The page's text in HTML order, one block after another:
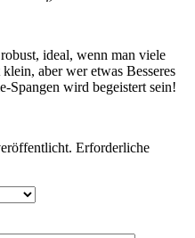
ideal, wenn man viele
aber wer etwas Besseres
Spangen wird begeistert sein!
Erforderliche